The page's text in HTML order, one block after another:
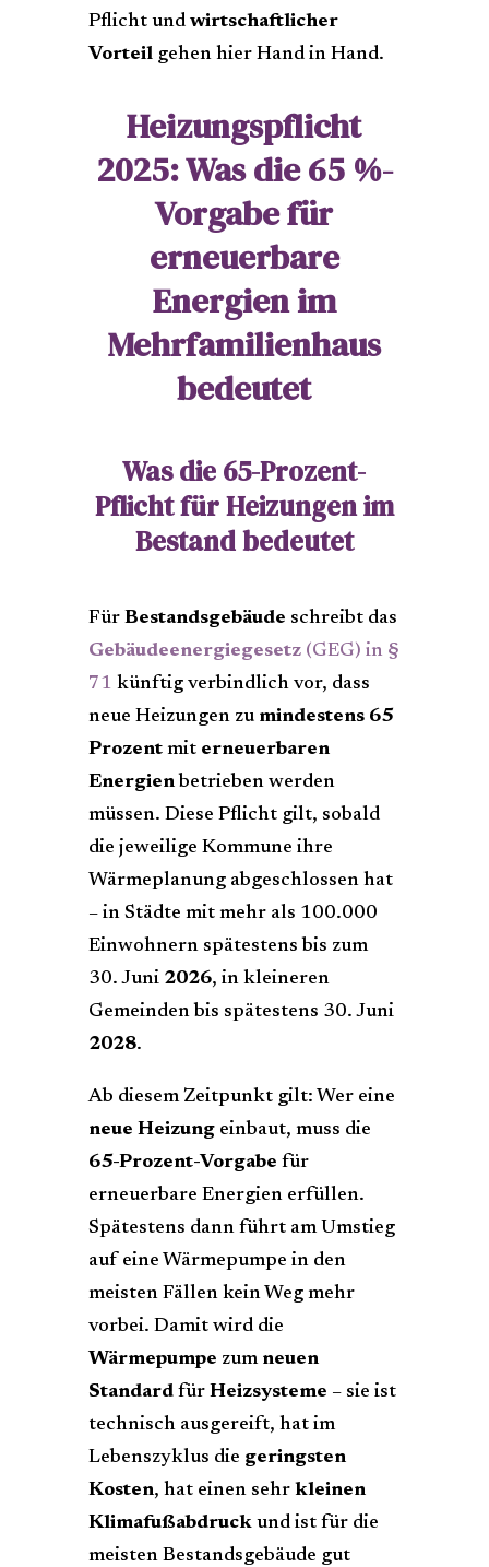
Pflicht und wirtschaftlicher
Vorteilgehen hier Hand in Hand.
Heizungspflicht
2025: Was die 65 %-
Vorgabe für
erneuerbare
Energien im
Mehrfamilienhaus
bedeutet
Was die 65-Prozent-
Pflicht für Heizungen im
Bestand bedeutet
Für Bestandsgebäude schreibt das
Gebäudeenergiegesetz(GEG) in §
71 künftig verbindlich vor, dass
neue Heizungen zu mindestens 65
Prozentmit erneuerbaren
Energienbetrieben werden
müssen. Diese Pflicht gilt, sobald
die jeweilige Kommune ihre
Wärmeplanung abgeschlossen hat
– in Städte mit mehr als 100.000
Einwohnern spätestens bis zum
30. Juni 2026, in kleineren
Gemeinden bis spätestens 30. Juni
2028.
Ab diesem Zeitpunkt gilt: Wer eine
neue Heizungeinbaut, muss die
65-Prozent-Vorgabe für
erneuerbare Energien erfüllen.
Spätestens dann führt am Umstieg
auf eine Wärmepumpe in den
meisten Fällen kein Weg mehr
vorbei. Damit wird die
Wärmepumpe zum neuen
Standardfür Heizsysteme – sie ist
technisch ausgereift, hat im
Lebenszyklus die geringsten
Kosten, hat einen sehr kleinen
Klimafußabdruckund ist für die
meisten Bestandsgebäude gut